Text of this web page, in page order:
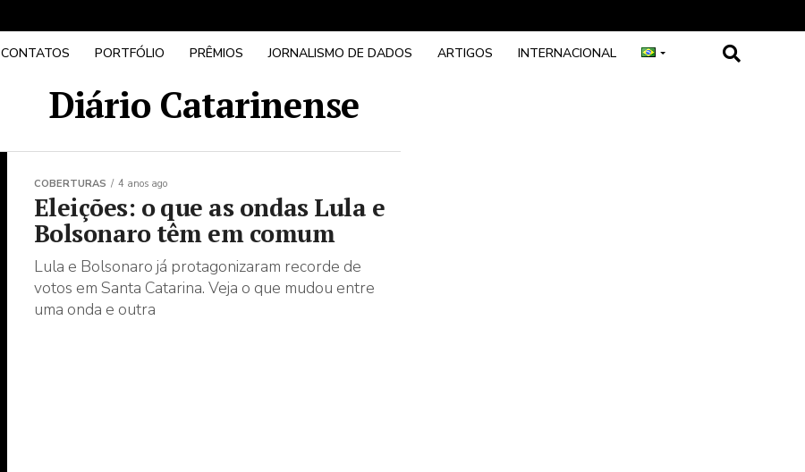
CONTATOS PORTFÓLIO PRÊMIOS JORNALISMO DE DADOS ARTIGOS INTERNACIONAL
Diário Catarinense
COBERTURAS 4 anos ago
Eleições: o que as ondas Lula e
Bolsonaro têm em comum
Lula e Bolsonaro já protagonizaram recorde de
votos em Santa Catarina. Veja o que mudou entre
uma onda e outra